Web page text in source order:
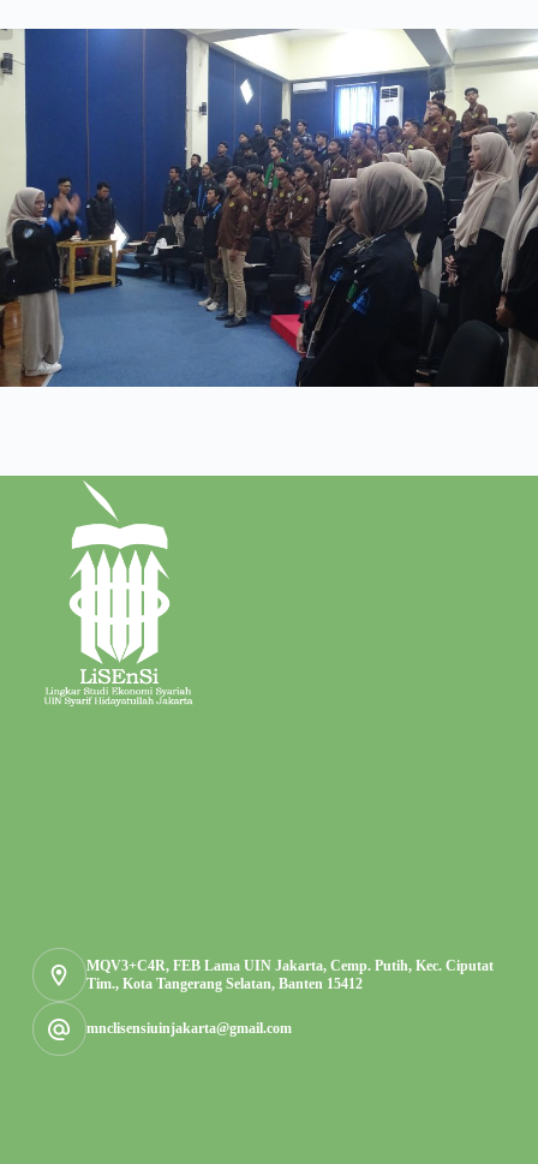
MQV3+C4R, FEB Lama UIN Jakarta, Cemp. Putih, Kec. Ciputat
Tim., Kota Tangerang Selatan, Banten 15412
mnclisensiuinjakarta@gmail.com